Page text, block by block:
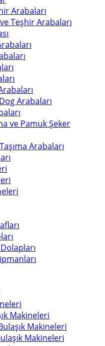
Arabaları
Teşhir Arabaları
Arabaları
ve Pamuk Şeker
Arabaları
Makineleri
Makineleri
Makineleri